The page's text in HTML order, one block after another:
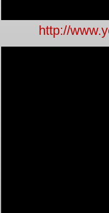
http://